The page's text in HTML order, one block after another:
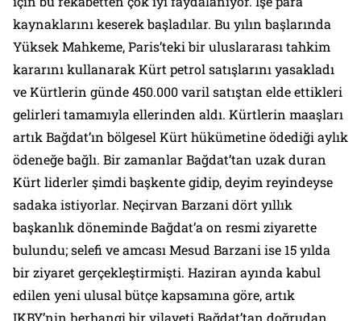
kaynaklarını keserek başladılar. Bu yılın başlarında
Yüksek Mahkeme, Paris’teki bir uluslararası tahkim
kararını kullanarak Kürt petrol satışlarını yasakladı
ve Kürtlerin günde 450.000 varil satıştan elde ettikleri
gelirleri tamamıyla ellerinden aldı. Kürtlerin maaşları
artık Bağdat’ın bölgesel Kürt hükümetine ödediği aylık
ödeneğe bağlı. Bir zamanlar Bağdat’tan uzak duran
Kürt liderler şimdi başkente gidip, deyim reyindeyse
sadaka istiyorlar. Neçirvan Barzani dört yıllık
başkanlık döneminde Bağdat’a on resmi ziyarette
bulundu; selefi ve amcası Mesud Barzani ise 15 yılda
bir ziyaret gerçekleştirmişti. Haziran ayında kabul
edilen yeni ulusal bütçe kapsamına göre, artık
IKBY’nin herhangi bir vilayeti Bağdat’tan doğrudan